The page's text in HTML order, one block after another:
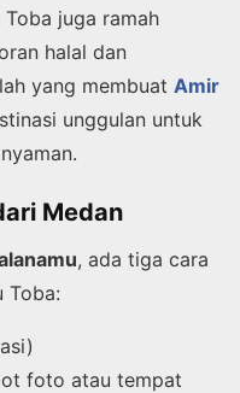
juga ramah
halal dan
yang membuat Amir
unggulan untuk
Medan
, ada tiga cara
Toba:
foto atau tempat